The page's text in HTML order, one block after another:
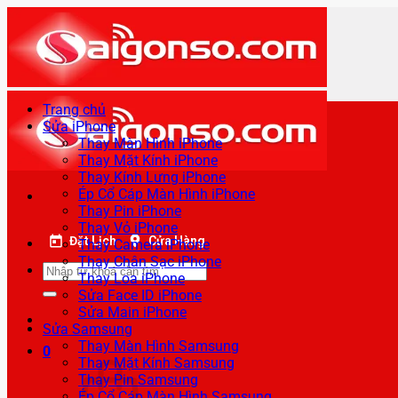
qua
nội
dung
Đặt Lịch Cửa Hàng
Tìm
kiếm:
0
Trang chủ
Sửa iPhone
Thay Màn Hình iPhone
Thay Mặt Kính iPhone
Thay Kính Lưng iPhone
Ép Cổ Cáp Màn Hình iPhone
Thay Pin iPhone
Thay Vỏ iPhone
Thay Camera iPhone
Thay Chân Sạc iPhone
Thay Loa iPhone
Sửa Face ID iPhone
Sửa Main iPhone
Sửa Samsung
Thay Màn Hình Samsung
Thay Mặt Kính Samsung
Thay Pin Samsung